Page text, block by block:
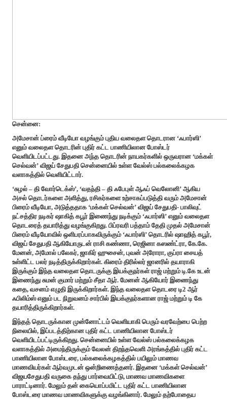
சென்னை:
அமேசான் ப்ரைம் வீடியோ வழங்கும் புதிய வலைதள தொடரான ‘ஃபார்ஸி’
எனும் வலைதள தொடரின் புதிர் கட்ட பாணியிலான போஸ்டர்
வெளியிடப்பட்டது. இதனை அந்த தொடரின் நாயகர்களில் ஒருவரான ‘மக்கள்
செல்வன்’ விஜய் சேதுபதி சென்னையில் உள்ள வேல்ஸ் பல்கலைக்கழக
வளாகத்தில் வெளியிட்டார்.
‘சுழல் – தி வோர்டெக்ஸ்’, ‘வதந்தி – தி ஃபேபுள் ஆஃப் வெலோனி’ ஆகிய
அசல் தொடர்களை அளித்து, ரசிகர்களை உற்சாகப்படுத்தி வரும் அமேசான்
பிரைம் வீடியோ, அடுத்ததாக ‘மக்கள் செல்வன்’ விஜய் சேதுபதி- பாலிவுட்
நட்சத்திர நடிகர் ஷாகித் கபூர் இணைந்து நடிக்கும் ‘ஃபார்ஸி’ எனும் வலைதள
தொடரைத் தயாரித்து வழங்குகிறது. பிப்ரவரி பத்தாம் தேதி முதல் அமேசான்
பிரைம் வீடியோவில் ஒளிபரப்பாகவிருக்கும் ‘ஃபார்ஸி’ தொடரில் ஷாஹித் கபூர்,
விஜய் சேதுபதி ஆகியோருடன் ராசி கண்ணா, ரெஜினா கஸண்ட்ரா, கே.கே.
மேனன், அமோல் பலேகர், ஜாகிர் ஹுசைன், புவன் அரோரா, குப்ரா சையத்
உள்ளிட்ட பலர் நடித்திருக்கிறார்கள். கிரைம் திரில்லர் ஜானரில் தயாராகி
இருக்கும் இந்த வலைதள தொடருக்கு இயக்குநர்கள் ராஜ் மற்றும் டி.கே உடன்
இணைந்து சுமன் குமார் மற்றும் சீதா ஆர். மேனன் ஆகியோர் இணைந்து
கதை, வசனம் எழுதி இருக்கிறார்கள். இந்த வலைதள தொடரை டி2 ஆர்
ஃபிலிம்ஸ் எனும் பட நிறுவனம் சார்பில் இயக்குநர்களான ராஜ் மற்றும் டி கே
தயாரித்திருக்கிறார்கள்.
இந்தத் தொடருக்கான முன்னோட்டம் வெளியாகி பெரும் வரவேற்பை பெற்ற
நிலையில், இப்படத்திற்கான புதிர் கட்ட பாணியிலான போஸ்டர்
வெளியிடப்பட்டிருக்கிறது. சென்னையில் உள்ள வேல்ஸ் பல்கலைக்கழக
வளாகத்தில் அமைந்திருக்கும் வேலன் திறந்தவெளி அரங்கத்தில் புதிர் கட்ட
பாணியிலான போஸ்டரை, பல்கலைக்கழகத்தில் பயிலும் மாணவ
மாணவியர்கள் ஆர்வமுடன் ஒன்றிணைத்தனர். இதனை ‘மக்கள் செல்வன்’
விஜயசேதுபதி வருகை தந்து பார்வையிட்டு, மாணவ மாணவிகளை
பாராட்டினார். மேலும் தன் கையொப்பமிட்ட புதிர் கட்ட பாணியிலான
போஸ்டரை மாணவ மாணவிகளுக்கு வழங்கினார். மேலும் தற்போதைய